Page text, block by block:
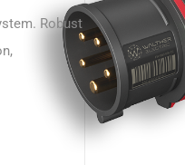
Robust
und